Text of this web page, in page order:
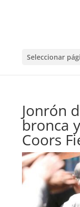
Seleccionar
Jonrón
bronca
Coors